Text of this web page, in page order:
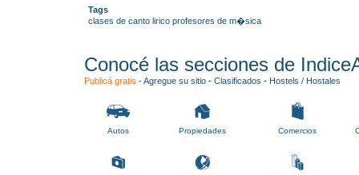
Tags
clases de canto lirico profesores de m�sica
Conocé las secciones de
Publicá gratis -Agregue su sitio - Clasificados - Hostels / Hostales
Autos Propiedades Comercios